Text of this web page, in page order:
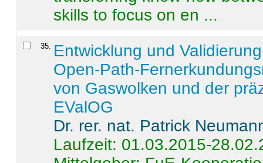
skills to focus on en ...
35. Entwicklung und
Open-Path-
von Gaswolken und der
EValOG
Dr. rer. nat. Patrick
Laufzeit: 01.03.2015-